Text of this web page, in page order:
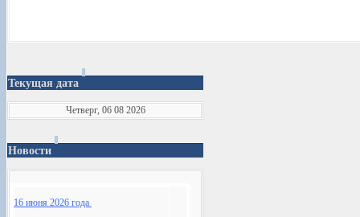
Текущая дата
Четверг, 06 08 2026
Новости
16 июня 2026 года